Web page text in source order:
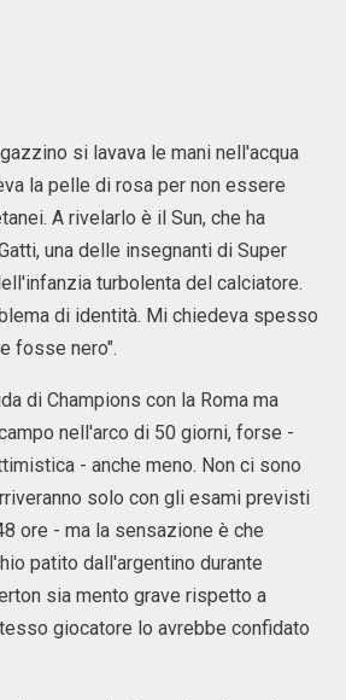
si lavava le mani nell'acqua
la pelle di rosa per non essere
A rivelarlo è il Sun, che ha
una delle insegnanti di Super
turbolenta del calciatore.
di identità. Mi chiedeva spesso
fosse nero".
di Champions con la Roma ma
nell'arco di 50 giorni, forse -
- anche meno. Non ci sono
solo con gli esami previsti
ore - ma la sensazione è che
patito dall'argentino durante
sia mento grave rispetto a
giocatore lo avrebbe confidato